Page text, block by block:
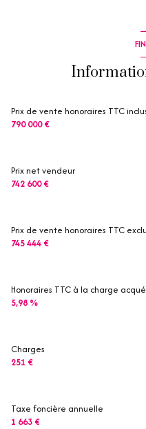
Prix de vente honoraires TTC
790 000 €
Prix net vendeur
742 600 €
Prix de vente honoraires TTC
745 444 €
Honoraires TTC à la charge
5,98 %
Charges
251 €
Taxe foncière annuelle
1 663 €